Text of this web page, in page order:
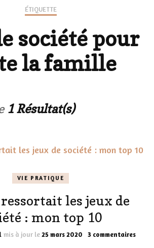
ÉTIQUETTE
société pour
la famille
1 Résultat(s)
VIE PRATIQUE
les jeux de
: mon top 10
mis à jour le25 mars 2020 3 commentairessur